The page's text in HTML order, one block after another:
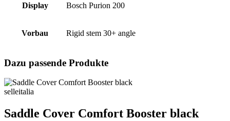
Display Bosch Purion 200
Vorbau Rigid stem 30+ angle
Dazu passende Produkte
selleitalia
Saddle Cover Comfort Booster black